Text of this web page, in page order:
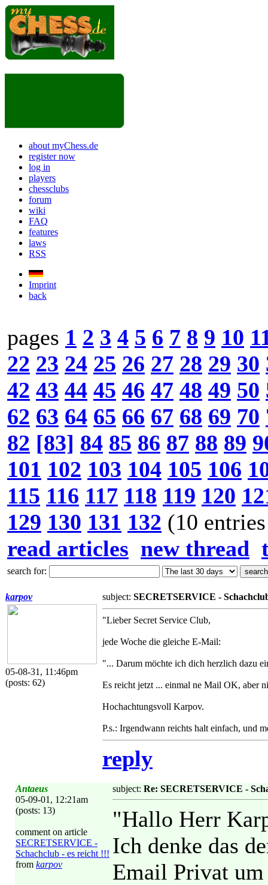
about myChess.de
register now
log in
players
chessclubs
forum
wiki
FAQ
features
laws
RSS
Imprint
back
pages 1 2 3 4 5 6 7 8 9 10
22 23 24 25 26 27 28 29 30
42 43 44 45 46 47 48 49 50
62 63 64 65 66 67 68 69 70
82 [83] 84 85 86 87 88 89
101 102 103 104 105 106
115 116 117 118 119 120
129 130 131 132 (10
read articles new thread
search for:
karpov
05-08-31, 11:46pm
(posts: 62)
subject: SECRETSERVICE -
"Lieber Secret Service Club,
jede Woche die gleiche E-Mail:
"... Darum möchte ich dich herzlich dazu
Es reicht jetzt ... einmal ne Mail OK, aber
Hochachtungsvoll Karpov.
P.s.: Irgendwann reichts halt einfach, und
reply
Antaeus
05-09-01, 12:21am
(posts: 13)
comment on article
SECRETSERVICE -
Schachclub - es reicht !!!
from karpov
subject: Re: SECRETSERVICE -
"Hallo Herr
Ich denke das
Email Privat